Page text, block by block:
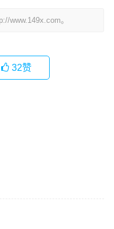
www.149x.com。
32赞